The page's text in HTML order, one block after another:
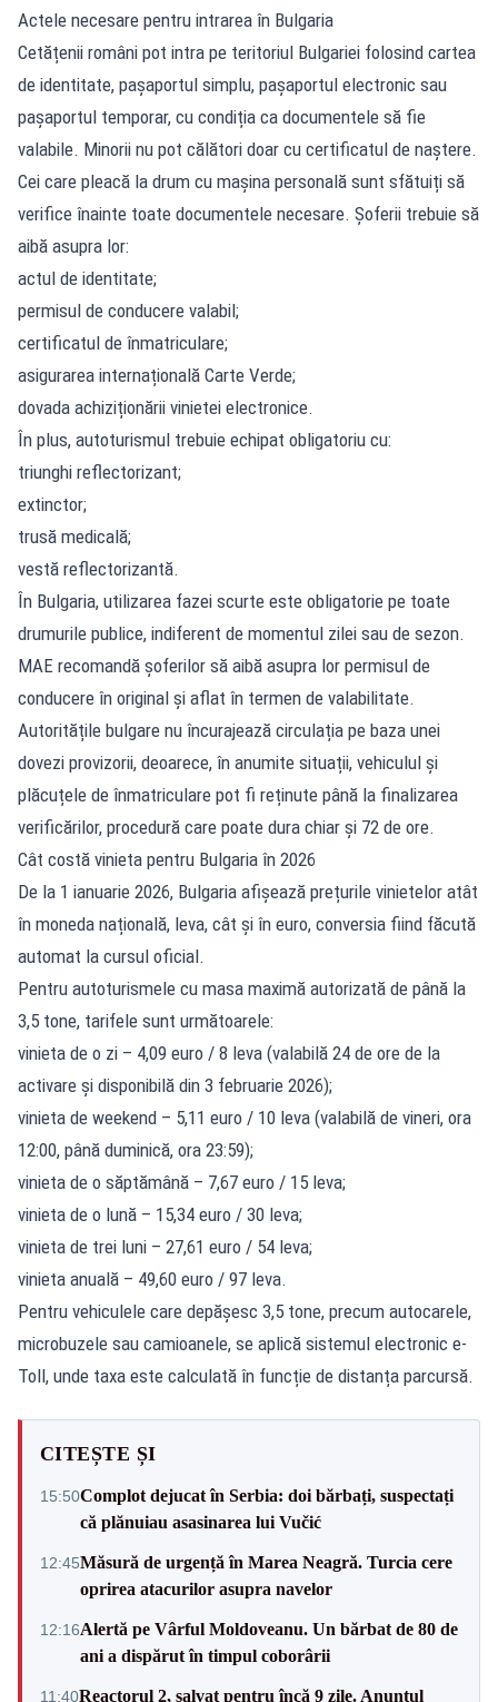
Actele necesare pentru intrarea în Bulgaria
Cetățenii români pot intra pe teritoriul Bulgariei folosind cartea
de identitate, pașaportul simplu, pașaportul electronic sau
pașaportul temporar, cu condiția ca documentele să fie
valabile. Minorii nu pot călători doar cu certificatul de naștere.
Cei care pleacă la drum cu mașina personală sunt sfătuiți să
verifice înainte toate documentele necesare. Șoferii trebuie să
aibă asupra lor:
actul de identitate;
permisul de conducere valabil;
certificatul de înmatriculare;
asigurarea internațională Carte Verde;
dovada achiziționării vinietei electronice.
În plus, autoturismul trebuie echipat obligatoriu cu:
triunghi reflectorizant;
extinctor;
trusă medicală;
vestă reflectorizantă.
În Bulgaria, utilizarea fazei scurte este obligatorie pe toate
drumurile publice, indiferent de momentul zilei sau de sezon.
MAE recomandă șoferilor să aibă asupra lor permisul de
conducere în original și aflat în termen de valabilitate.
Autoritățile bulgare nu încurajează circulația pe baza unei
dovezi provizorii, deoarece, în anumite situații, vehiculul și
plăcuțele de înmatriculare pot fi reținute până la finalizarea
verificărilor, procedură care poate dura chiar și 72 de ore.
Cât costă vinieta pentru Bulgaria în 2026
De la 1 ianuarie 2026, Bulgaria afișează prețurile vinietelor atât
în moneda națională, leva, cât și în euro, conversia fiind făcută
automat la cursul oficial.
Pentru autoturismele cu masa maximă autorizată de până la
3,5 tone, tarifele sunt următoarele:
vinieta de o zi – 4,09 euro / 8 leva (valabilă 24 de ore de la
activare și disponibilă din 3 februarie 2026);
vinieta de weekend – 5,11 euro / 10 leva (valabilă de vineri, ora
12:00, până duminică, ora 23:59);
vinieta de o săptămână – 7,67 euro / 15 leva;
vinieta de o lună – 15,34 euro / 30 leva;
vinieta de trei luni – 27,61 euro / 54 leva;
vinieta anuală – 49,60 euro / 97 leva.
Pentru vehiculele care depășesc 3,5 tone, precum autocarele,
microbuzele sau camioanele, se aplică sistemul electronic e-
Toll, unde taxa este calculată în funcție de distanța parcursă.
CITEȘTE ȘI
15:50Complot dejucat în Serbia: doi bărbați, suspectați
că plănuiau asasinarea lui Vučić
12:45Măsură de urgență în Marea Neagră. Turcia cere
oprirea atacurilor asupra navelor
12:16Alertă pe Vârful Moldoveanu. Un bărbat de 80 de
ani a dispărut în timpul coborârii
11:40Reactorul 2, salvat pentru încă 9 zile. Anunțul